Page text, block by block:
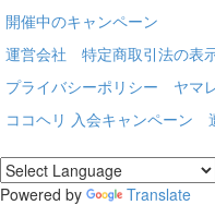
開催中のキャンペーン
運営会社
特定商取引法の表
プライバシーポリシー
ヤマ
ココヘリ 入会キャンペーン
Powered by
Translate